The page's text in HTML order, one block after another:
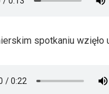
spotkaniu wzięło